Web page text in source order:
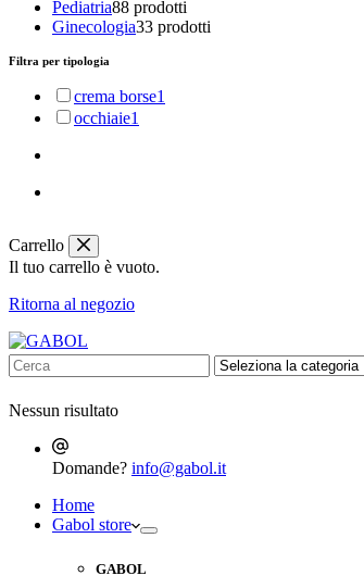
Pediatria88 prodotti
Ginecologia33 prodotti
Filtra per tipologia
crema borse1
occhiaie1
Carrello
Il tuo carrello è vuoto.
Ritorna al negozio
Nessun risultato
Domande? info@gabol.it
Home
Gabol store
GABOL